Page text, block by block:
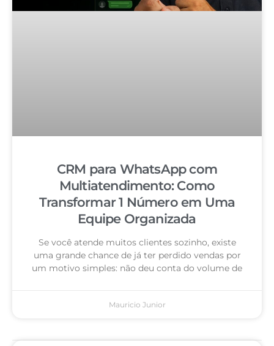
CRM para WhatsApp com
Multiatendimento: Como
Transformar 1 Número em Uma
Equipe Organizada
Se você atende muitos clientes sozinho, existe
uma grande chance de já ter perdido vendas por
um motivo simples: não deu conta do volume de
Mauricio Junior